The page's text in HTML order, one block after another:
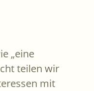
„eine
teilen wir
mit